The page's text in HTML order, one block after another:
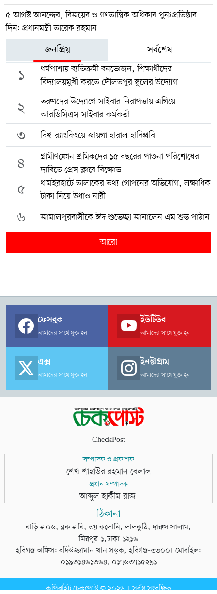
৫ আগস্ট আনন্দের, বিজয়ের ও গণতান্ত্রিক অধিকার পুনঃপ্রতিষ্ঠার
দিন: প্রধানমন্ত্রী তারেক রহমান
জনপ্রিয় সর্বশেষ
১
ধর্মপাশায় ব্যতিক্রমী বনভোজন, শিক্ষার্থীদের
বিদ্যালয়মুখী করতে দৌলতপুর স্কুলের উদ্যোগ
২
তরুণদের উদ্যোগে সাইবার নিরাপত্তায় এগিয়ে
আরডিসিএস সাইবার কর্মকর্তা
৩ বিশ্ব র‍্যাংকিংয়ে জায়গা হারাল হাবিপ্রবি
৪
গ্রামীণফোন শ্রমিকদের ১৫ বছরের পাওনা পরিশোধের
দাবিতে প্রেস ক্লাবে বিক্ষোভ
৫
ধামইরহাটে তালাকের তথ্য গোপনের অভিযোগ, লক্ষাধিক
টাকা নিয়ে উধাও নারী
৬ জামালপুরবাসীকে ঈদ শুভেচ্ছা জানালেন এম শুভ পাঠান
আরো
ফেসবুক
আমাদের সাথে যুক্ত হন
ইউটিউব
আমাদের সাথে যুক্ত হন
এক্স
আমাদের সাথে যুক্ত হন
ইনস্টাগ্রাম
আমাদের সাথে যুক্ত হন
CheckPost
সম্পাদক ও প্রকাশক
শেখ শাহাউর রহমান বেলাল
প্রধান সম্পাদক
আব্দুল হাকীম রাজ
ঠিকানা
বাড়ি # ০৬, ব্লক # বি, ৩য় কলোনি, লালকুঠি, দারুস সালাম,
মিরপুর-১,ঢাকা-১২১৬
হবিগঞ্জ অফিস: বদিউজ্জামান খান সড়ক, হবিগঞ্জ-৩৩০০। মোবাইল:
০১৯৩১৪৬১৩৬৪, ০১৭৬৩৭১৫২৯১
কপিরাইট চেকপোস্ট © ২০২৬ । সর্বস্ব সংরক্ষিত